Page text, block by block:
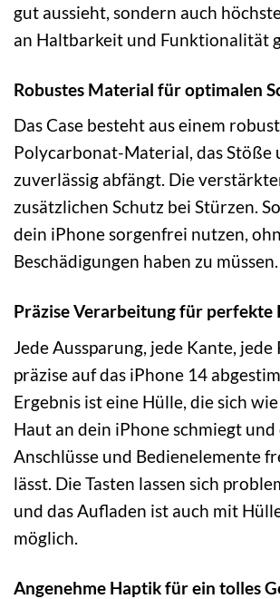
gut aussieht, sondern auch
an Haltbarkeit und Funktionalität
Robustes Material für optimalen
Das Case besteht aus einem
Polycarbonat-Material, das Stöße
zuverlässig abfängt. Die
zusätzlichen Schutz bei Stürzen.
dein iPhone sorgenfrei nutzen,
Beschädigungen haben zu müssen.
Präzise Verarbeitung für perfekte
Jede Aussparung, jede Kante, jede
präzise auf das iPhone 14
Ergebnis ist eine Hülle, die sich
Haut an dein iPhone schmiegt
Anschlüsse und Bedienelemente
lässt. Die Tasten lassen sich
und das Aufladen ist auch mit
möglich.
Angenehme Haptik für ein tolles